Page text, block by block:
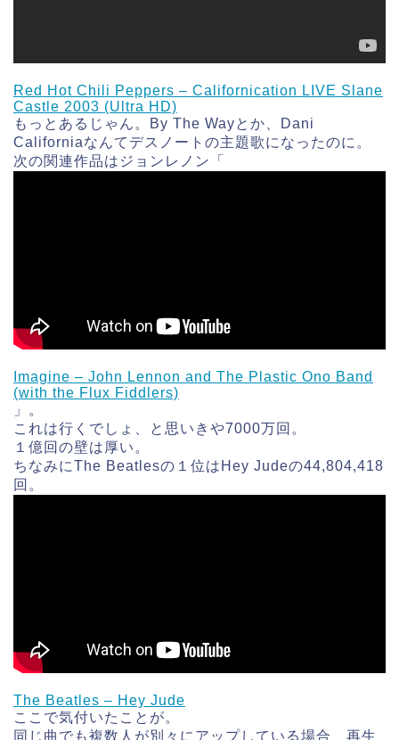
Red Hot Chili Peppers – Californication LIVE Slane
Castle 2003 (Ultra HD)
もっとあるじゃん。By The Wayとか、Dani
Californiaなんてデスノートの主題歌になったのに。
次の関連作品はジョンレノン「
Imagine – John Lennon and The Plastic Ono Band
(with the Flux Fiddlers)
」。
これは行くでしょ、と思いきや7000万回。
１億回の壁は厚い。
ちなみにThe Beatlesの１位はHey Judeの44,804,418
回。
The Beatles – Hey Jude
ここで気付いたことが。
同じ曲でも複数人が別々にアップしている場合、再生